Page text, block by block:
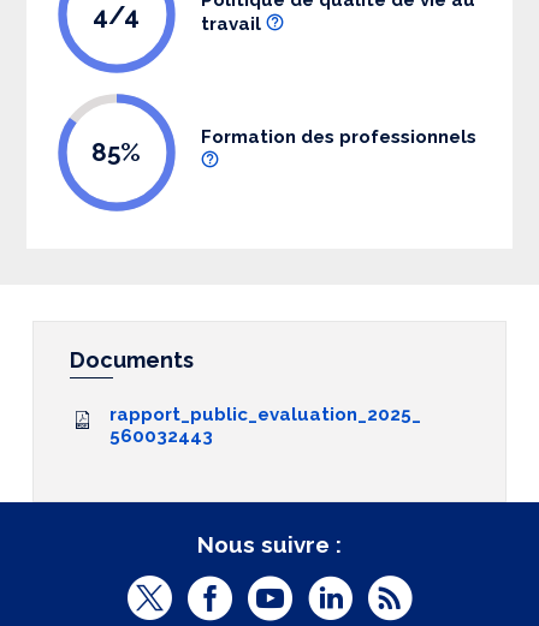
4/4
travail
85% Formation des professionnels
Documents
rapport_public_evaluation_2025_
560032443
Nous suivre :
T
F
Y
L
R